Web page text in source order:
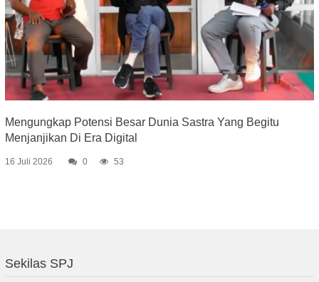
Mengungkap Potensi Besar Dunia Sastra Yang Begitu
Menjanjikan Di Era Digital
16 Juli 2026 0 53
Sekilas SPJ